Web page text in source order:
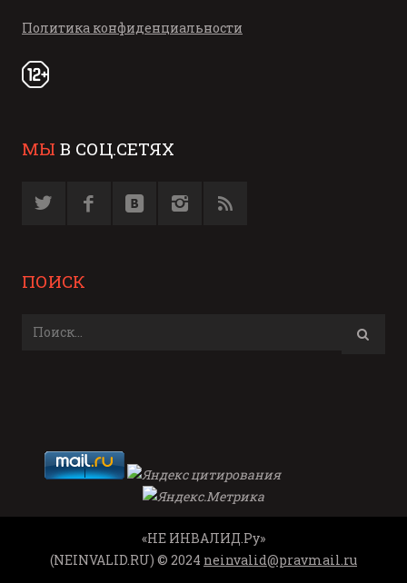
Политика конфиденциальности
МЫ В СОЦ.СЕТЯХ
ПОИСК
«НЕ ИНВАЛИД.Ру»
(NEINVALID.RU) © 2024 neinvalid@pravmail.ru